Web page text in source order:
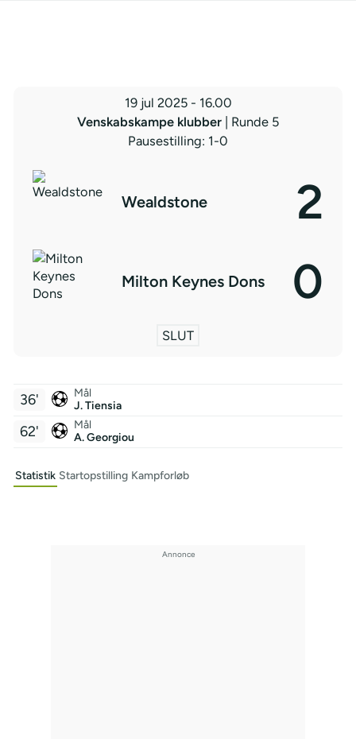
19 jul 2025 - 16.00
Venskabskampe klubber
| Runde 5
Pausestilling: 1-0
Wealdstone 2
Milton Keynes Dons 0
SLUT
Mål
J. Tiensia
36'
Mål
A. Georgiou
62'
Statistik Startopstilling Kampforløb